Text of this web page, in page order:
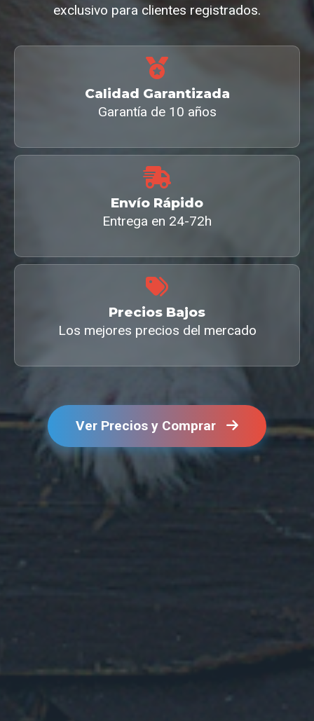
exclusivo para clientes registrados.
Calidad Garantizada
Garantía de 10 años
Envío Rápido
Entrega en 24-72h
Precios Bajos
Los mejores precios del mercado
Ver Precios y Comprar